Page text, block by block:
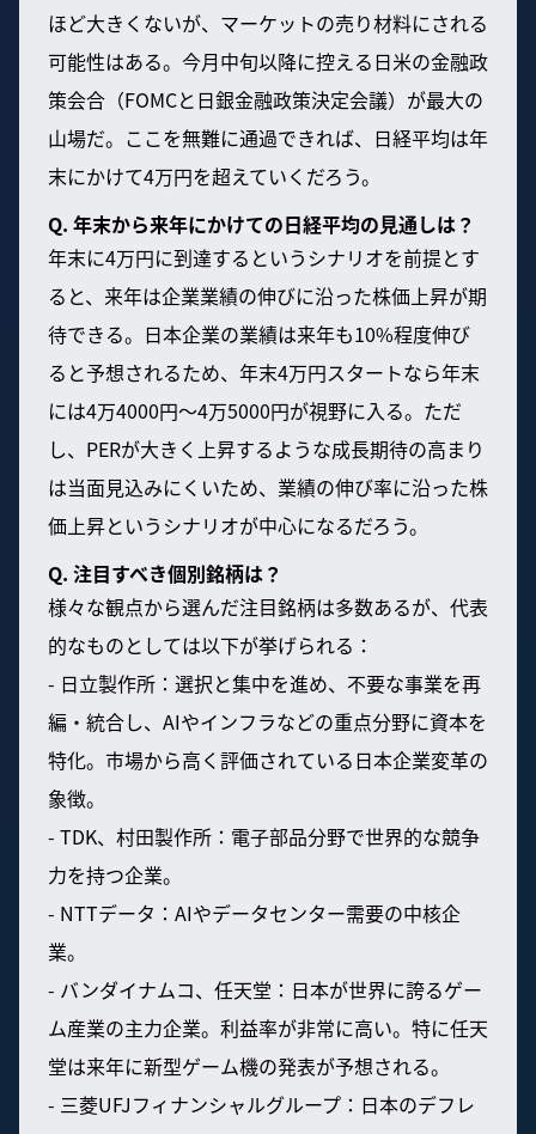
ほど大きくないが、マーケットの売り材料にされる
可能性はある。今月中旬以降に控える日米の金融政
策会合（FOMCと日銀金融政策決定会議）が最大の
山場だ。ここを無難に通過できれば、日経平均は年
末にかけて4万円を超えていくだろう。
Q. 年末から来年にかけての日経平均の見通しは？
年末に4万円に到達するというシナリオを前提とす
ると、来年は企業業績の伸びに沿った株価上昇が期
待できる。日本企業の業績は来年も10%程度伸び
ると予想されるため、年末4万円スタートなら年末
には4万4000円〜4万5000円が視野に入る。ただ
し、PERが大きく上昇するような成長期待の高まり
は当面見込みにくいため、業績の伸び率に沿った株
価上昇というシナリオが中心になるだろう。
Q. 注目すべき個別銘柄は？
様々な観点から選んだ注目銘柄は多数あるが、代表
的なものとしては以下が挙げられる：
- 日立製作所：選択と集中を進め、不要な事業を再
編・統合し、AIやインフラなどの重点分野に資本を
特化。市場から高く評価されている日本企業変革の
象徴。
- TDK、村田製作所：電子部品分野で世界的な競争
力を持つ企業。
- NTTデータ：AIやデータセンター需要の中核企
業。
- バンダイナムコ、任天堂：日本が世界に誇るゲー
ム産業の主力企業。利益率が非常に高い。特に任天
堂は来年に新型ゲーム機の発表が予想される。
- 三菱UFJフィナンシャルグループ：日本のデフレ